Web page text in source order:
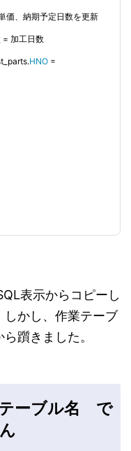
価、納期予定日数を更新
= 加工日数
HNO =
表示からコピーし
しかし、作業テーブ
躓きました。
テーブル名 で